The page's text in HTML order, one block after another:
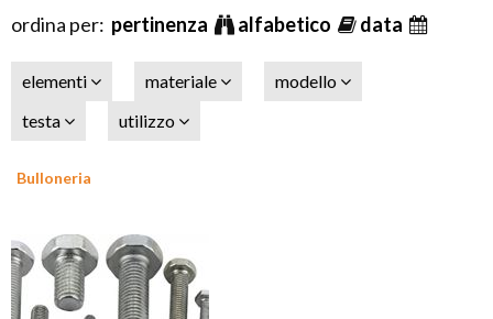
ordina per: pertinenza alfabetico data
elementi materiale
modello
testa
utilizzo
Bulloneria